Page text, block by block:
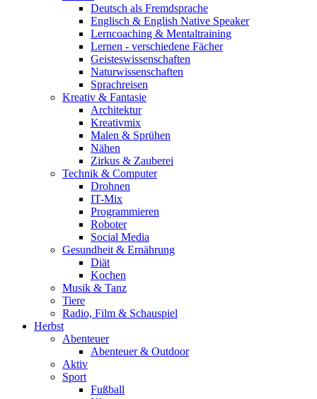
Deutsch als Fremdsprache
Englisch & English Native Speaker
Lerncoaching & Mentaltraining
Lernen - verschiedene Fächer
Geisteswissenschaften
Naturwissenschaften
Sprachreisen
Kreativ & Fantasie
Architektur
Kreativmix
Malen & Sprühen
Nähen
Zirkus & Zauberei
Technik & Computer
Drohnen
IT-Mix
Programmieren
Roboter
Social Media
Gesundheit & Ernährung
Diät
Kochen
Musik & Tanz
Tiere
Radio, Film & Schauspiel
Herbst
Abenteuer
Abenteuer & Outdoor
Aktiv
Sport
Fußball